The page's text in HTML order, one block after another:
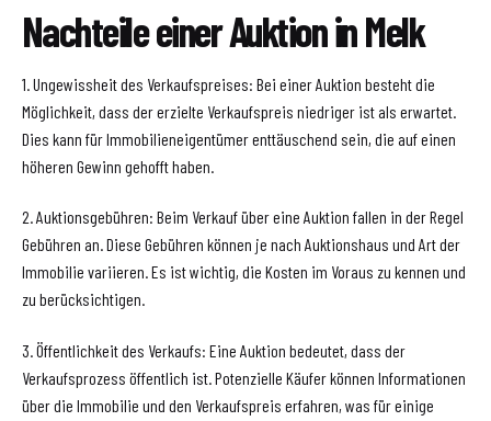
Nachteile einer Auktion in Melk
1. Ungewissheit des Verkaufspreises: Bei einer Auktion besteht die
Möglichkeit, dass der erzielte Verkaufspreis niedriger ist als erwartet.
Dies kann für Immobilieneigentümer enttäuschend sein, die auf einen
höheren Gewinn gehofft haben.
2. Auktionsgebühren: Beim Verkauf über eine Auktion fallen in der Regel
Gebühren an. Diese Gebühren können je nach Auktionshaus und Art der
Immobilie variieren. Es ist wichtig, die Kosten im Voraus zu kennen und
zu berücksichtigen.
3. Öffentlichkeit des Verkaufs: Eine Auktion bedeutet, dass der
Verkaufsprozess öffentlich ist. Potenzielle Käufer können Informationen
über die Immobilie und den Verkaufspreis erfahren, was für einige